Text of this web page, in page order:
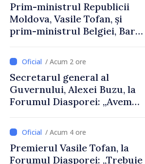
Prim-ministrul Republicii
Moldova, Vasile Tofan, și
prim-ministrul Belgiei, Bart
despre parcursul european
al Republicii Moldova.
/ Acum 2 ore
Secretarul general al
Guvernului, Alexei Buzu, la
Forumul Diasporei: „Avem
dumneavoastră pentru a
construi comunități mai
puternice”
/ Acum 4 ore
Premierul Vasile Tofan, la
Forumul Diasporei: „Trebuie